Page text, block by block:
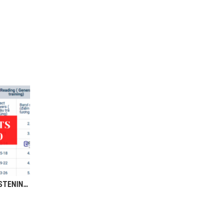
THANG ĐIỂM IELTS READING, LISTENING, WRITING, SPEAKING TÍNH NHƯ THẾ NÀO?